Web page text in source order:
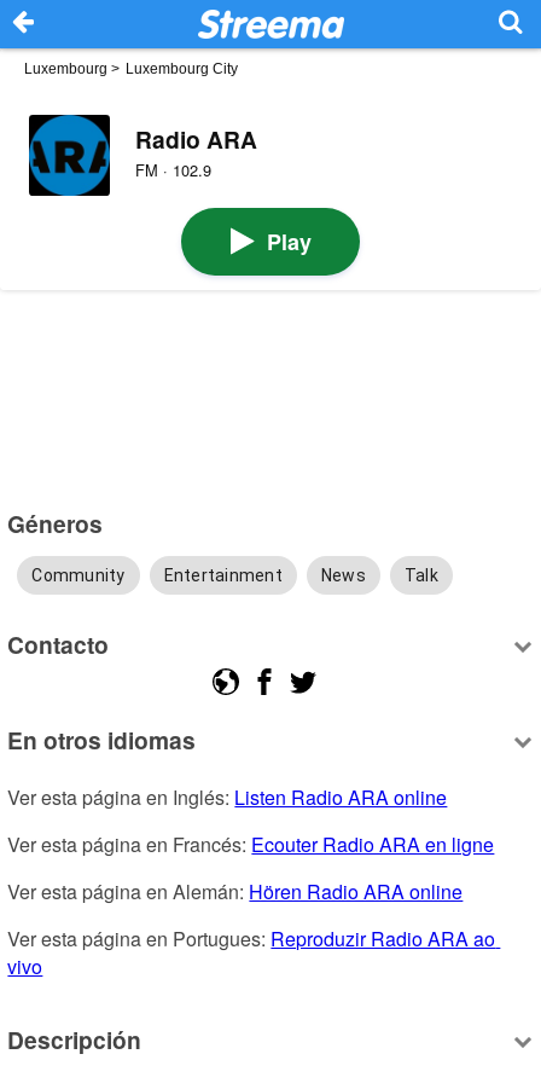
Luxembourg > Luxembourg City
Radio ARA
FM · 102.9
Play
Géneros
Community Entertainment News Talk
Contacto
En otros idiomas
Ver esta página en Inglés: Listen Radio ARA online
Ver esta página en Francés: Ecouter Radio ARA en ligne
Ver esta página en Alemán: Hören Radio ARA online
Ver esta página en Portugues: Reproduzir Radio ARA ao
vivo
Descripción